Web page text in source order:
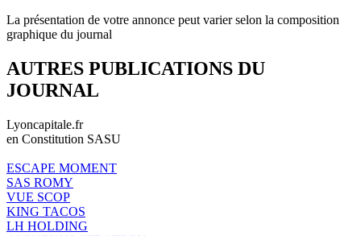
La présentation de votre annonce peut varier selon la composition
graphique du journal
AUTRES PUBLICATIONS DU
JOURNAL
Lyoncapitale.fr
en Constitution SASU
ESCAPE MOMENT
SAS ROMY
VUE SCOP
KING TACOS
LH HOLDING